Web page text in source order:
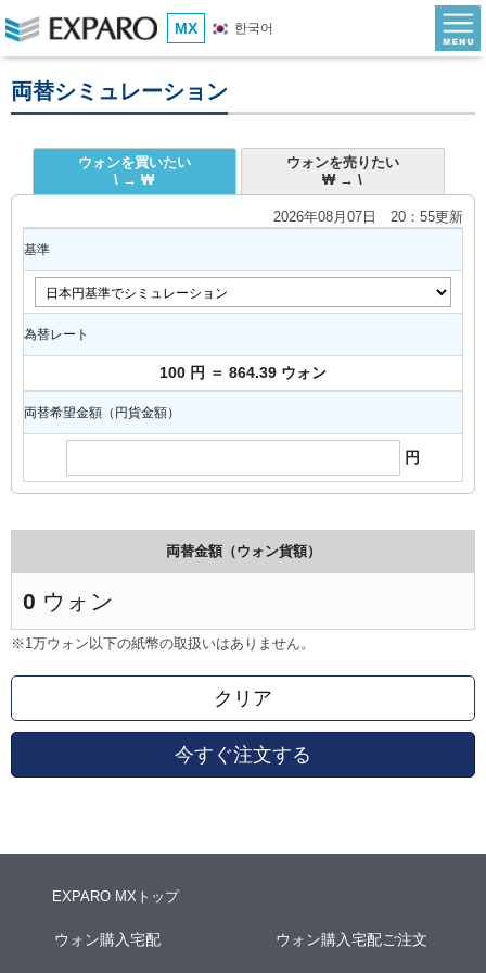
MX 한국어
両替シミュレーション
ウォンを買いたい
\ → ₩
ウォンを売りたい
₩ → \
2026年08月07日 20：55更新
基準
為替レート
100 円 ＝ 864.39 ウォン
両替希望金額（円貨金額）
円
両替金額（ウォン貨額）
0 ウォン
※1万ウォン以下の紙幣の取扱いはありません。
クリア
今すぐ注文する
EXPARO MXトップ
ウォン購入宅配 ウォン購入宅配ご注文